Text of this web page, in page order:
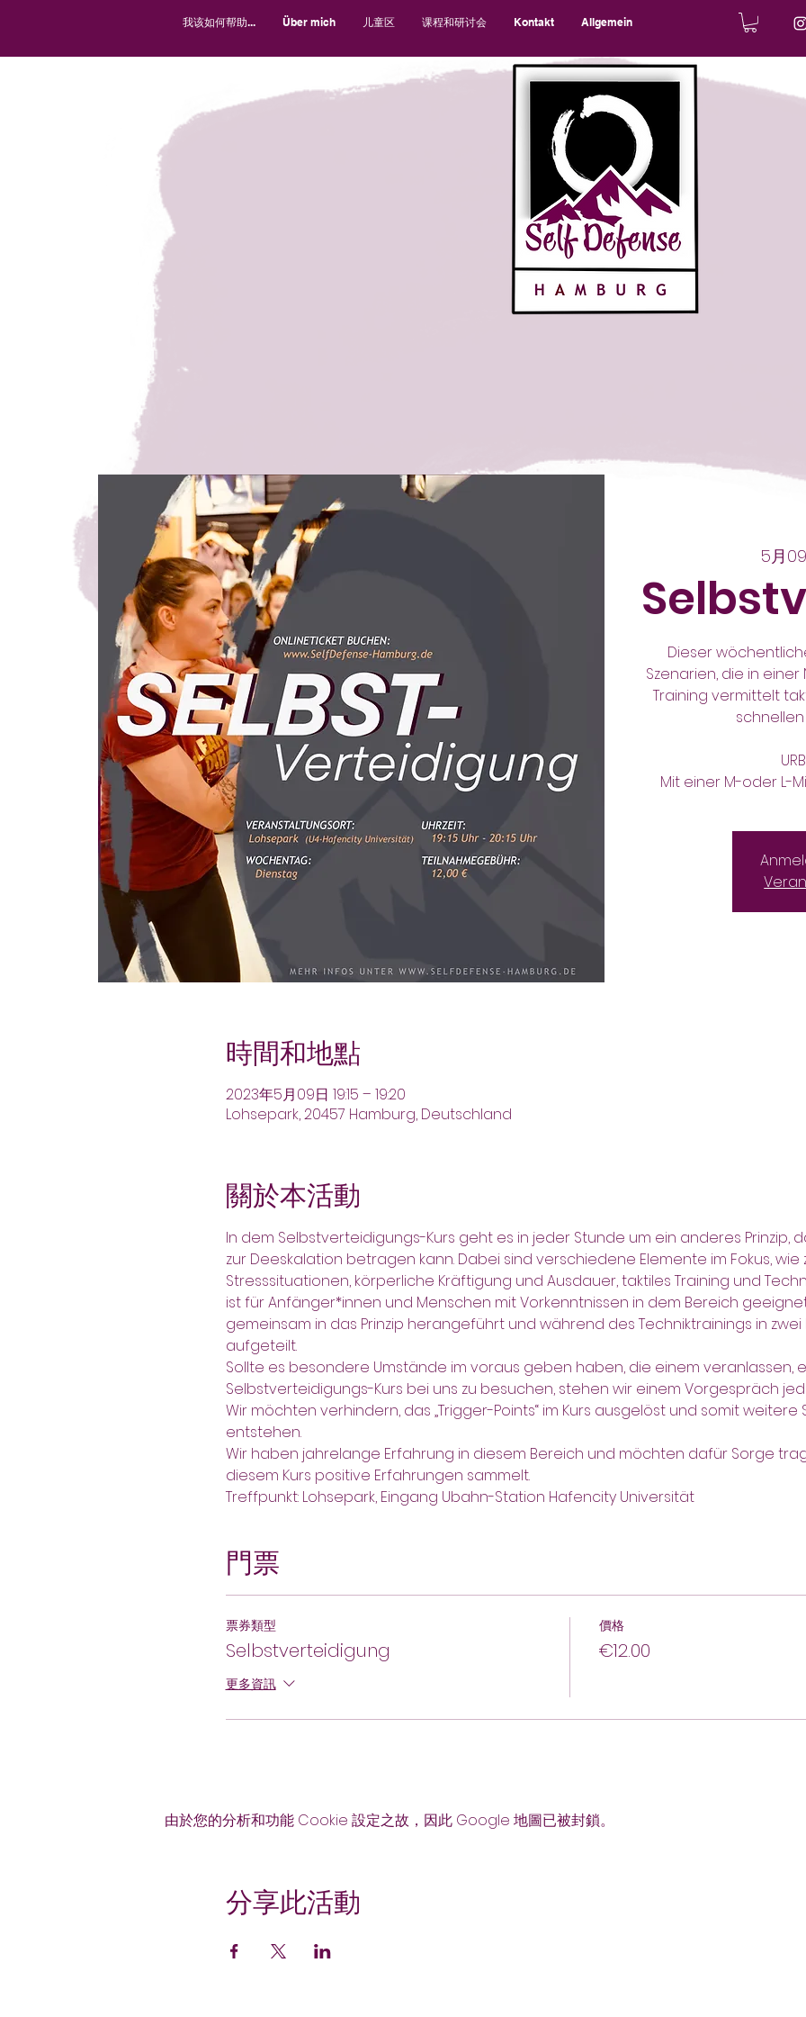
我该如何帮助... Über mich 儿童区 课程和研讨会 Kontakt Allgemein
5月
Dieser
Szenarien, die in
Training vermittelt
時間和地點
2023年5月09日 19:15 – 19:20
Lohsepark, 20457 Hamburg, Deutschland
關於本活動
In dem Selbstverteidigungs-Kurs geht es in jeder Stunde um ein anderes Prinzip,
zur Deeskalation betragen kann. Dabei sind verschiedene Elemente im Fokus, wie
Stresssituationen, körperliche Kräftigung und Ausdauer, taktiles Training und
ist für Anfänger*innen und Menschen mit Vorkenntnissen in dem Bereich
gemeinsam in das Prinzip herangeführt und während des Techniktrainings in
aufgeteilt.
Sollte es besondere Umstände im voraus geben haben, die einem veranlassen,
Selbstverteidigungs-Kurs bei uns zu besuchen, stehen wir einem Vorgespräch
Wir möchten verhindern, das „Trigger-Points“ im Kurs ausgelöst und somit
entstehen.
Wir haben jahrelange Erfahrung in diesem Bereich und möchten dafür Sorge
diesem Kurs positive Erfahrungen sammelt.
Treffpunkt: Lohsepark, Eingang Ubahn-Station Hafencity Universität
門票
票券類型
Selbstverteidigung
更多資訊
價格
€12.00
由於您的分析和功能 Cookie 設定之故，因此 Google 地圖已被封鎖。
分享此活動